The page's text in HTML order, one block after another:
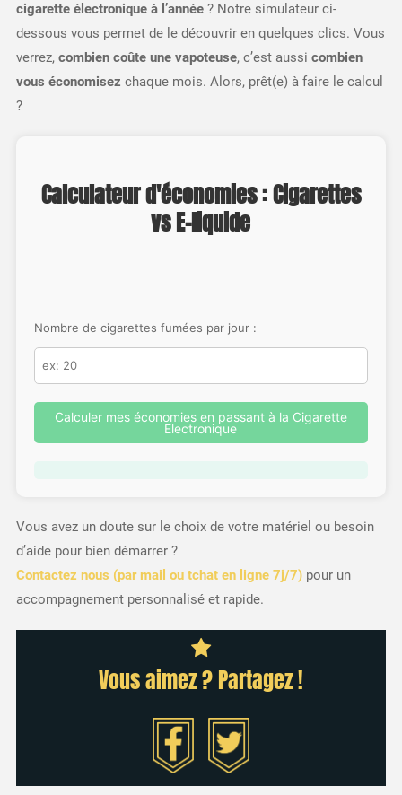
cigarette électronique à l’année? Notre simulateur ci-
dessous vous permet de le découvrir en quelques clics. Vous
verrez, combien coûte une vapoteuse, c’est aussi combien
vous économisez chaque mois. Alors, prêt(e) à faire le calcul
?
Calculateur d'économies : Cigarettes
vs E-liquide
Nombre de cigarettes fumées par jour :
Calculer mes économies en passant à la Cigarette
Electronique
Vous avez un doute sur le choix de votre matériel ou besoin
d’aide pour bien démarrer ?
Contactez nous (par mail ou tchat en ligne 7j/7)pour un
accompagnement personnalisé et rapide.
Vous aimez ? Partagez !